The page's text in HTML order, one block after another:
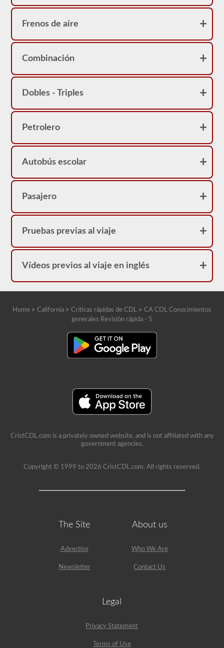
Frenos de aire
Combinación
Dobles - Triples
Petrolero
Autobús escolar
Pasajero
Pruebas previas al viaje
Vídeos previos al viaje en inglés
Home » California » Críticas rápidas de CDL » CA CDL Conocimientos
generales Revisión rápida - 5
CristCDL.com is a privately owned website, and is not affiliated with any
government agencies.
Copyright © 1999 to 2026 CristCDL.com. All rights reserved.
The Site
Advertise
Newsletter
About us
Who We Are
Contact Us
Legal
Privacy Statement
Terms of Use